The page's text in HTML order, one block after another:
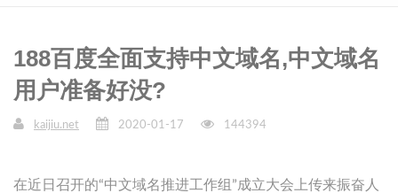
188百度全面支持中文域名,中文域名
用户准备好没?
kaijiu.net 2020-01-17 144394
在近日召开的“中文域名推进工作组”成立大会上传来振奋人